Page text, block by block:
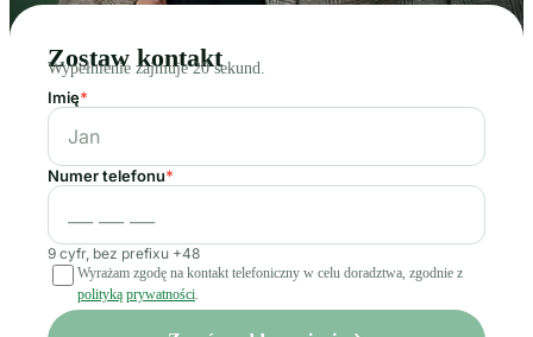
Zostaw kontakt
Wypełnienie zajmuje 20 sekund.
Imię*
Numer telefonu*
9 cyfr, bez prefixu +48
Wyrażam zgodę na kontakt telefoniczny w celu doradztwa, zgodnie z
polityką prywatności.